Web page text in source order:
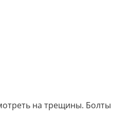
на трещины.